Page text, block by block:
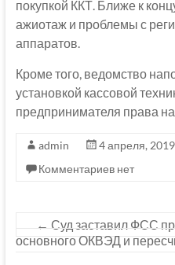
покупкой ККТ. Ближе к
ажиотаж и проблемы с
аппаратов.
Кроме того, ведомство
установкой кассовой
предпринимателя права
admin 4 апреля, 2019
Комментариев нет
← Суд заставил ФСС
основного ОКВЭД и